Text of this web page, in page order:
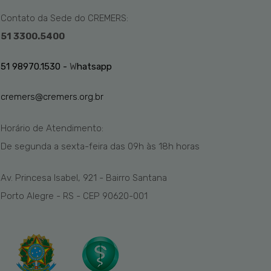
Contato da Sede do CREMERS:
51 3300.5400
51 98970.1530 - Whatsapp
cremers@cremers.org.br
Horário de Atendimento:
De segunda a sexta-feira das 09h às 18h horas
Av. Princesa Isabel, 921 - Bairro Santana
Porto Alegre - RS - CEP 90620-001